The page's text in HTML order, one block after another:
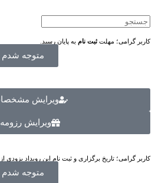
کاربر گرامی؛ مهلتثبت نام به پایان رسید.
متوجه شدم
ویرایش
ویرایش
کاربر گرامی؛ تاریخ برگزاری و ثبت نام این رویداد بزودی
متوجه شدم